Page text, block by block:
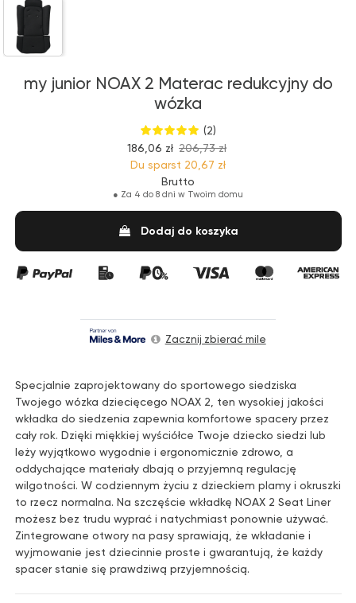
my junior NOAX 2 Materac redukcyjny do
wózka
(2)
186,06 zł 206,73 zł
Du sparst 20,67 zł
Brutto
● Za 4 do 8 dni w Twoim domu
Dodaj do koszyka
Zacznij zbierać mile
Specjalnie zaprojektowany do sportowego siedziska
Twojego wózka dziecięcego NOAX 2, ten wysokiej jakości
wkładka do siedzenia zapewnia komfortowe spacery przez
cały rok. Dzięki miękkiej wyściółce Twoje dziecko siedzi lub
leży wyjątkowo wygodnie i ergonomicznie zdrowo, a
oddychające materiały dbają o przyjemną regulację
wilgotności. W codziennym życiu z dzieckiem plamy i okruszki
to rzecz normalna. Na szczęście wkładkę NOAX 2 Seat Liner
możesz bez trudu wyprać i natychmiast ponownie używać.
Zintegrowane otwory na pasy sprawiają, że wkładanie i
wyjmowanie jest dziecinnie proste i gwarantują, że każdy
spacer stanie się prawdziwą przyjemnością.